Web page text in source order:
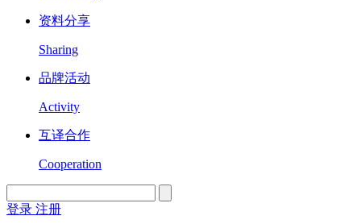
资料分享
Sharing
品牌活动
Activity
互译合作
Cooperation
登录 注册